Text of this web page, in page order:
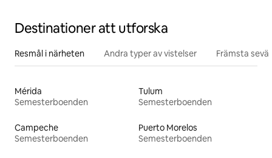
Destinationer att utforska
Resmål i närheten Andra typer av vistelser Främsta
Mérida
Semesterboenden
Tulum
Semesterboenden
Campeche
Semesterboenden
Puerto Morelos
Semesterboenden